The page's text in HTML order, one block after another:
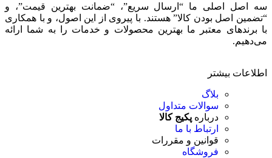
سه اصل اصلی ما “ارسال سریع”، “ضمانت بهترین قیمت”، و
“تضمین اصل بودن کالا” هستند. با پیروی از این اصول، و با همکاری
با برندهای معتبر ما بهترین محصولات و خدمات را به شما ارائه
می‌دهیم.
اطلاعات بیشتر
بلاگ
سوالات متداول
درباره پکیج کالا
ارتباط با ما
قوانین و مقررات
فروشگاه